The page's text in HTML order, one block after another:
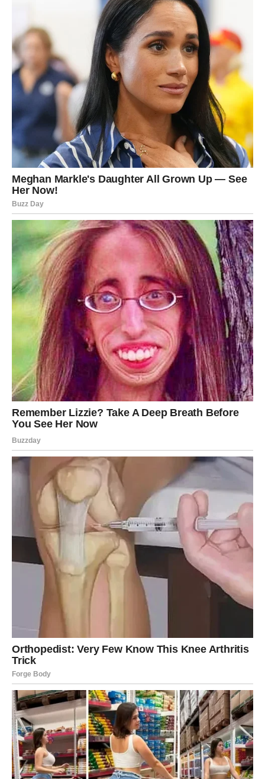
I mogao bi obilježiti ostatak godine.
LJUBAV DONOSI TRENUTKE
KOJI OSTAJU U SRCU
Ako ste slobodni, pred vama je period pun uzbuđenja.
Zvijezde pokazuju poznanstvo koje se događa spontano,
ali veoma brzo postaje nešto mnogo ozbiljnije.
Privući će vas nečija energija, iskrenost i osjećaj slobode
koji vam pruža.
Ako ste zauzeti, odnos sa partnerom postaje snažniji
nego ranije.
Biće više zajedničkih planova, više podrške i mnogo
razloga da vjerujete u zajedničku budućnost.
DOLAZI VIJEST KOJA MIJENJA
RASPOLOŽENJE
Nešto što dugo čekate moglo bi konačno dobiti pozitivan
odgovor.
Možda poziv.
Možda potvrda.
Možda prilika.
Kada to stigne, osjetićete kako vam se vraća ogromna
količina energije i motivacije.
I tada ćete znati da je najbolji dio godine tek počeo.
VRAĆA VAM SE ONA STARA
RADOST ŽIVOTA
Strijelčevi su poznati po svom optimizmu, ali čak ste i vi
imali periode kada vam nije bilo do smijeha.
Jun donosi kraj takvim danima.
Ponovo ćete osjećati uzbuđenje zbog budućnosti.
Ponovo ćete imati želju da planirate, sanjate i osvajate